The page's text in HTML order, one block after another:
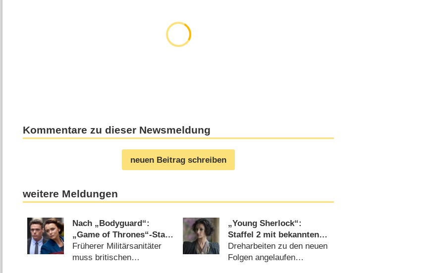
Kommentare zu dieser Newsmeldung
neuen Beitrag schreiben
weitere Meldungen
Nach „Bodyguard“:
„Game of Thrones“-Star
Richard Madden mit
neuer Actionserie
Früherer Militärsanitäter
muss britischen
„Young Sherlock“:
Staffel 2 mit bekannten
Neuzugängen aus „Game
of Thrones“ und
Dreharbeiten zu den neuen
Folgen angelaufen